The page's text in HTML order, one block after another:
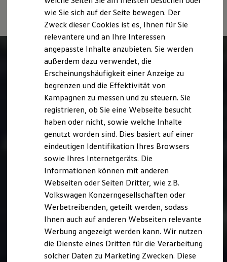
Digitales Bordbuch
Fahrerassistenz- und Sicherheitssysteme
Kontrollleuchten
Batterieverordnung
XTL-Dieselkraftstoff
Ersatzteile und Betriebsflüssigkeiten
Original Zubehör und Lifestyle Produkte
myVolkswagen
myVolkswagen Business
Elektrisch & Autonom
Elektro - & Hybridfahrzeuge
Unser Ansatz
Klimafreundlicher Strom
Reichweite & Ladelösungen
Reichweitensimulator
Ladezeitensimulator
Ladelösungen für Privatkunden
Ladelösungen für Gewerbekunden
Bidirektionales Laden
Förderung & Kosten der Elektrofahrzeuge
Fördermöglichkeiten für Privatkunden
Kostensimulator
Autonomes Fahren
Mehr zum ID. Buzz
73760 Ostfildern oder unterwww.dat.de/co2erhältlich ist.
wie Sie sich auf der Seite bewegen. Der
Zweck dieser Cookies ist es, Ihnen für Sie
relevantere und an Ihre Interessen
angepasste Inhalte anzubieten. Sie werden
außerdem dazu verwendet, die
Erscheinungshäufigkeit einer Anzeige zu
begrenzen und die Effektivität von
Kampagnen zu messen und zu steuern. Sie
registrieren, ob Sie eine Webseite besucht
haben oder nicht, sowie welche Inhalte
genutzt worden sind. Dies basiert auf einer
eindeutigen Identifikation Ihres Browsers
sowie Ihres Internetgeräts. Die
Informationen können mit anderen
Webseiten oder Seiten Dritter, wie z.B.
Volkswagen Konzerngesellschaften oder
Werbetreibenden, geteilt werden, sodass
Ihnen auch auf anderen Webseiten relevante
Werbung angezeigt werden kann. Wir nutzen
die Dienste eines Dritten für die Verarbeitung
solcher Daten zu Marketing Zwecken. Diese